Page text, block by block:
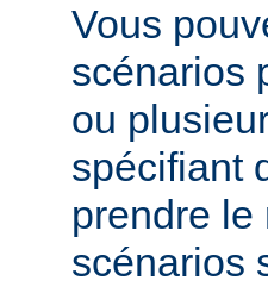
Vous
scénarios
ou
spécifiant
prendre le
scénarios